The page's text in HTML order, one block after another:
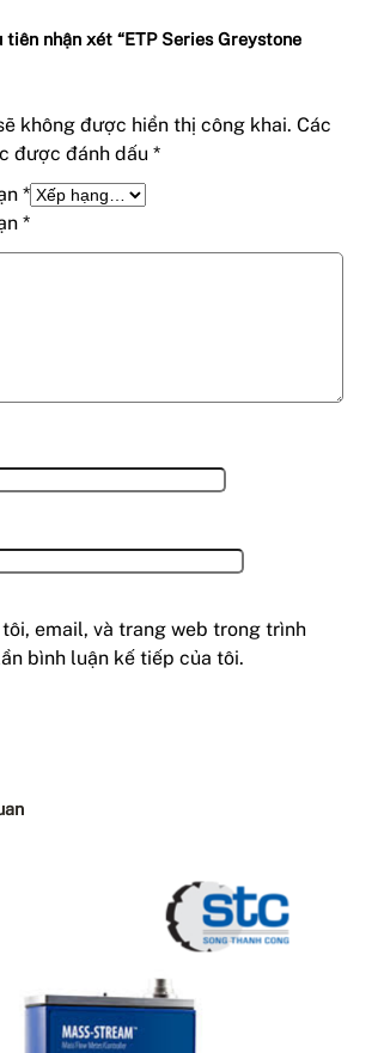
nhận xét “ETP Series Greystone
không được hiển thị công khai. Các
được đánh dấu *
*
*
email, và trang web trong trình
bình luận kế tiếp của tôi.